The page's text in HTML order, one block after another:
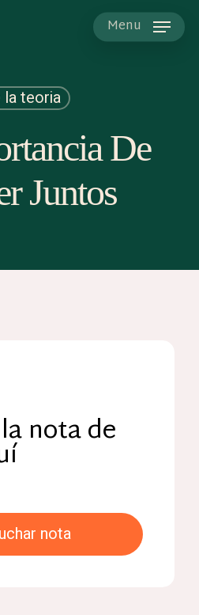
Menu
la teoria
De
Juntos
nota de
uchar nota